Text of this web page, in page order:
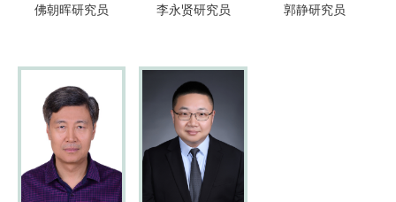
佛朝晖研究员 李永贤研究员 郭静研究员